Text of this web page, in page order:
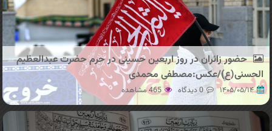
حضور زائران در روز اربعین حسینی در حرم حضرت عبدالعظیم
الحسنی(ع)/عکس:مصطفی محمدی
۱۴۰۵/۰۵/۱۴ 0 دیدگاه 465 مشاهده